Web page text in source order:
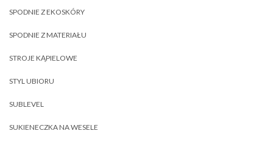
SPODNIE Z EKOSKÓRY
SPODNIE Z MATERIAŁU
STROJE KĄPIELOWE
STYL UBIORU
SUBLEVEL
SUKIENECZKA NA WESELE